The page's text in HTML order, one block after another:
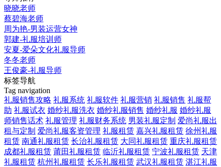
晓晓老师
蔡碧海老师
周为艳-男装运营女神
郭建-礼服培训师
安夏-爱朵文化礼服导师
冬冬老师
王俊豪-礼服导师
标签导航
Tag navigation
礼服销售攻略 礼服系统 礼服软件 礼服营销 礼服销售 礼服帮
助 礼服试衣 婚纱礼服洗衣 婚纱礼服销售 婚纱礼服 婚纱礼服
师销售话术 礼服管理 礼服财务系统 男装礼服定制 爱尚礼服出
租与定制 爱尚礼服客资管理 礼服租赁 嘉兴礼服租赁 徐州礼服
租赁 南通礼服租赁 长治礼服租赁 大同礼服租赁 重庆礼服租赁
成都礼服租赁 莆田礼服租赁 临沂礼服租赁 宁波礼服租赁 天津
礼服租赁 杭州礼服租赁 长乐礼服租赁 武汉礼服租赁 湛江礼服